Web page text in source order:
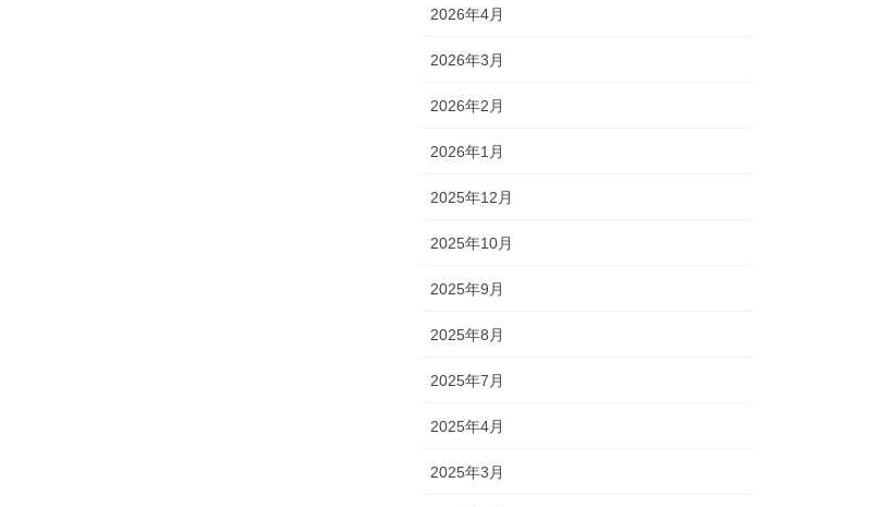
2026年4月
2026年3月
2026年2月
2026年1月
2025年12月
2025年10月
2025年9月
2025年8月
2025年7月
2025年4月
2025年3月